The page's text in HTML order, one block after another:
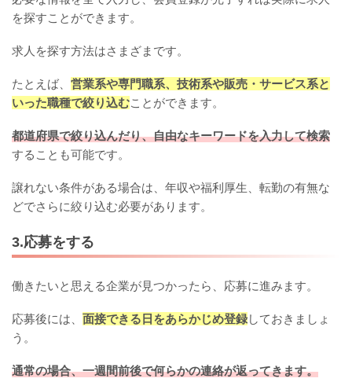
を探すことができます。
求人を探す方法はさまざまです。
たとえば、 営業系や専門職系、技術系や販売・サービス系と
いった職種で絞り込むことができます。
都道府県で絞り込んだり、自由なキーワードを入力して検索
することも可能です。
譲れない条件がある場合は、年収や福利厚生、転勤の有無な
どでさらに絞り込む必要があります。
3.応募をする
働きたいと思える企業が見つかったら、応募に進みます。
応募後には、 面接できる日をあらかじめ登録しておきましょ
う。
通常の場合、一週間前後で何らかの連絡が返ってきます。